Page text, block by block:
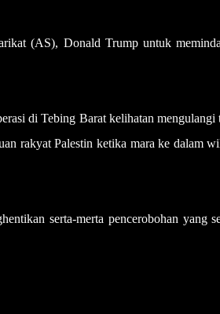
(AS), Donald Trump untuk
di Tebing Barat kelihatan mengulangi
rakyat Palestin ketika mara ke dalam
serta-merta pencerobohan yang